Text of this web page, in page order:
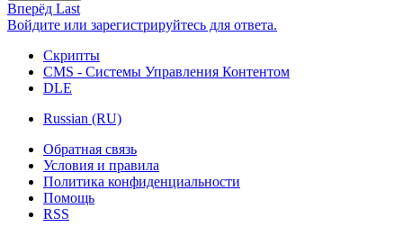
Вперёд Last
Войдите или зарегистрируйтесь для ответа.
Скрипты
CMS - Системы Управления Контентом
DLE
Russian (RU)
Обратная связь
Условия и правила
Политика конфиденциальности
Помощь
RSS